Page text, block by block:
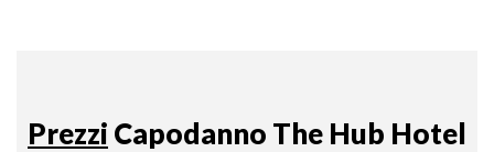
Prezzi Capodanno The Hub Hotel